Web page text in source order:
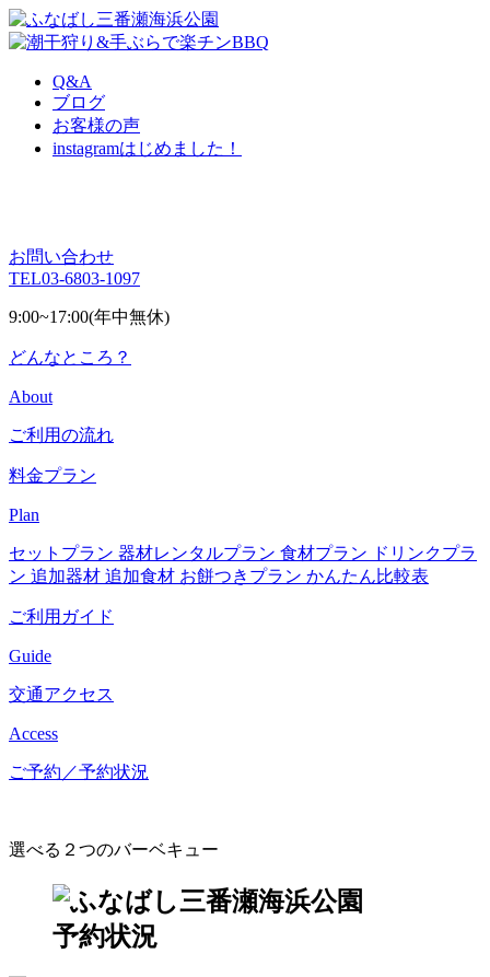
Q&A
ブログ
お客様の声
instagramはじめました！
お問い合わせ
TEL03-6803-1097
9:00~17:00(年中無休)
どんなところ？
About
ご利用の流れ
料金プラン
Plan
セットプラン 器材レンタルプラン 食材プラン ドリンクプラ
ン 追加器材 追加食材 お餅つきプラン かんたん比較表
ご利用ガイド
Guide
交通アクセス
Access
ご予約／予約状況
選べる２つのバーベキュー
予約状況